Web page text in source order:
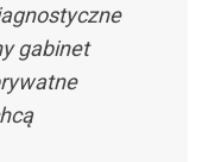
gabinet